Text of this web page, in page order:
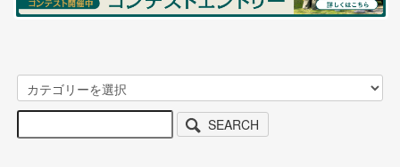
SEARCH